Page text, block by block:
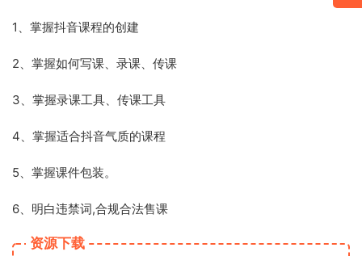
1、掌握抖音课程的创建
2、掌握如何写课、录课、传课
3、掌握录课工具、传课工具
4、掌握适合抖音气质的课程
5、掌握课件包装。
6、明白违禁词,合规合法售课
资源下载